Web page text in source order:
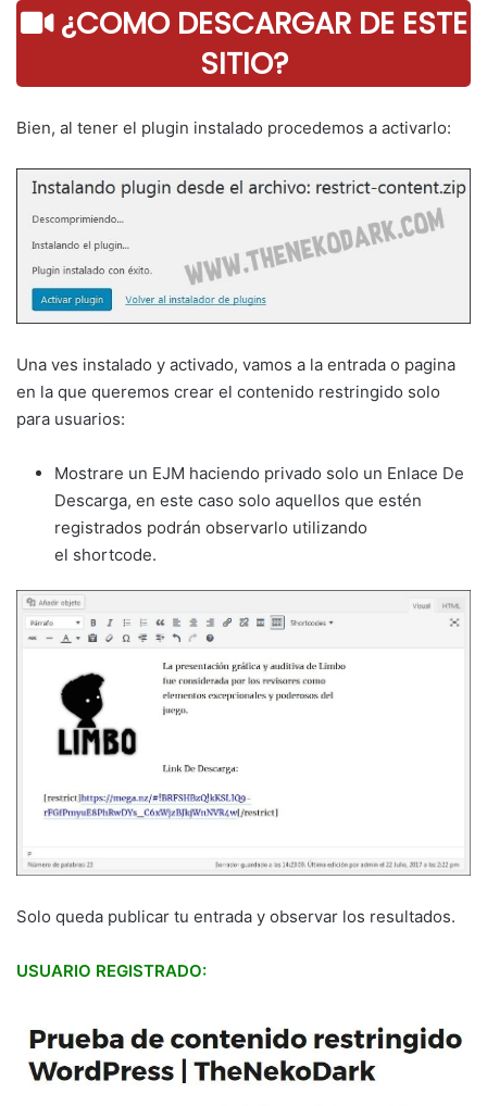
¿COMO DESCARGAR DE ESTE
SITIO?
Bien, al tener el plugin instalado procedemos a activarlo:
Una ves instalado y activado, vamos a la entrada o pagina
en la que queremos crear el contenido restringido solo
para usuarios:
Mostrare un EJM haciendo privado solo un Enlace De
Descarga, en este caso solo aquellos que estén
registrados podrán observarlo utilizando
el shortcode.
Solo queda publicar tu entrada y observar los resultados.
USUARIO REGISTRADO: